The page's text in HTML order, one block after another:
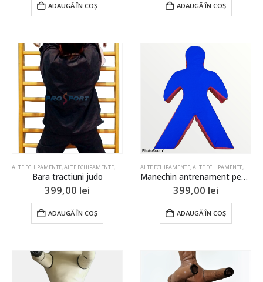
ADAUGĂ ÎN COȘ ADAUGĂ ÎN COȘ
ALTE ECHIPAMENTE,ALTE ECHIPAMENTE, BOX SI ARTE MARTIALE,JUDO
Bara tractiuni judo
399,00 lei
ADAUGĂ ÎN COȘ
ALTE ECHIPAMENTE,ALTE ECHIPAMENTE, BOX SI
Manechin antrenament pentru copii
399,00 lei
ADAUGĂ ÎN COȘ